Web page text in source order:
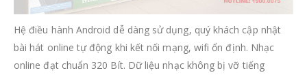
Hệ điều hành Android dễ dàng sử dụng, quý khách cập nhật
bài hát online tự động khi kết nối mạng, wifi ổn định. Nhạc
online đạt chuẩn 320 Bít. Dữ liệu nhạc không bị vỡ tiếng